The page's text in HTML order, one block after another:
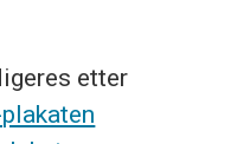
etter